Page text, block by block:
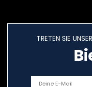
TRETEN SIE